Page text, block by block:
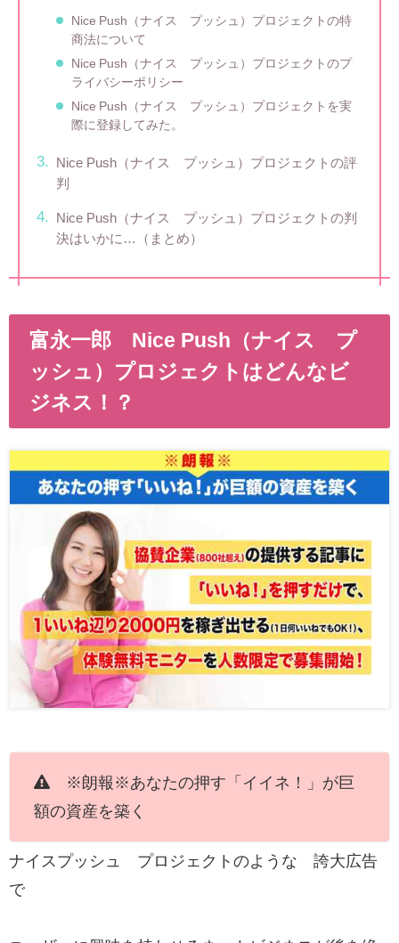
Nice Push（ナイス プッシュ）プロジェクトの特
商法について
Nice Push（ナイス プッシュ）プロジェクトのプ
ライバシーポリシー
Nice Push（ナイス プッシュ）プロジェクトを実
際に登録してみた。
Nice Push（ナイス プッシュ）プロジェクトの評
判
Nice Push（ナイス プッシュ）プロジェクトの判
決はいかに…（まとめ）
富永一郎 Nice Push（ナイス プ
ッシュ）プロジェクトはどんなビ
ジネス！？
※朗報※あなたの押す「イイネ！」が巨
額の資産を築く
ナイスプッシュ プロジェクトのような 誇大広告
で